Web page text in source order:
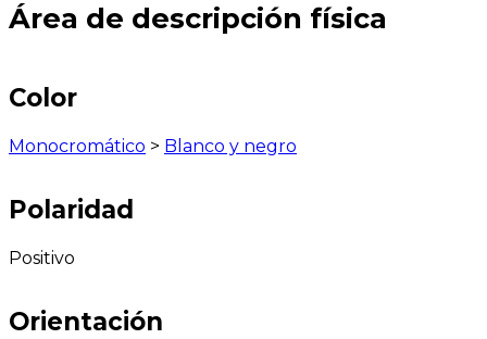
Área de descripción física
Color
Monocromático > Blanco y negro
Polaridad
Positivo
Orientación